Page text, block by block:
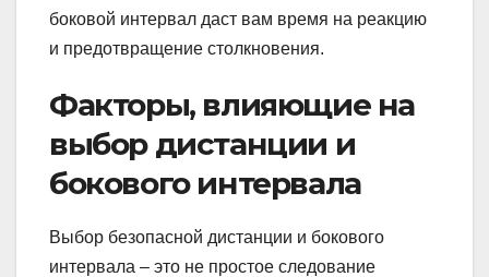
боковой интервал даст вам время на реакцию
и предотвращение столкновения.
Факторы, влияющие на
выбор дистанции и
бокового интервала
Выбор безопасной дистанции и бокового
интервала – это не простое следование